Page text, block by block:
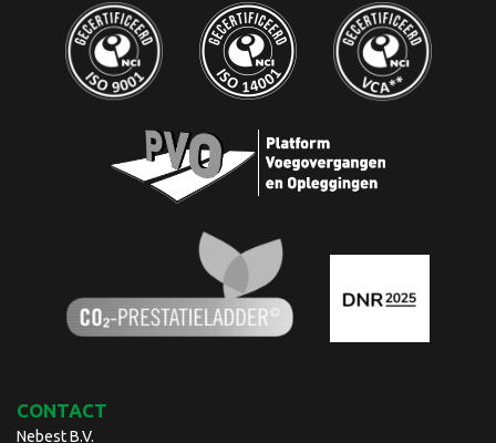
CONTACT
Nebest B.V.